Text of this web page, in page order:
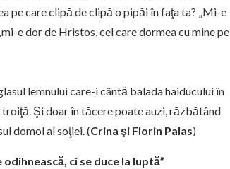
pe care clipă de clipă o pipăi în faţa ta? „Mi-e
e dor de Hristos, cel care dormea cu mine pe
lemnului care-i cântă balada haiducului în
Şi doar în tăcere poate auzi, răzbătând
domol al soţiei. (Crina şi Florin Palas)
ci se duce la luptă”